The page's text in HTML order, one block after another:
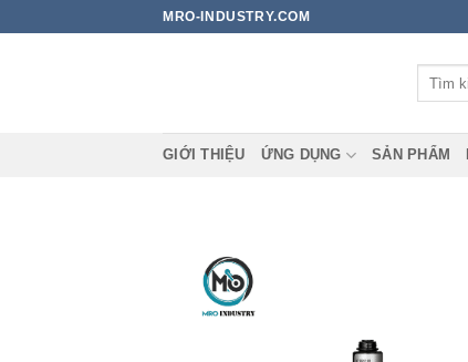
MRO-INDUSTRY.COM
GIỚI THIỆU ỨNG DỤNG SẢN PHẨM